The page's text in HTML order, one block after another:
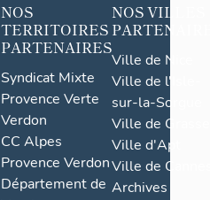
NOS
TERRITOIRES
PARTENAIRES
Syndicat Mixte
Provence Verte
Verdon
CC Alpes
Provence Verdon
Département de
NOS VILLES
Ville de Nice
Ville de l'Isle-
sur-la-Sorgue
Ville de Grasse
Ville d'Apt
Ville de
Archives